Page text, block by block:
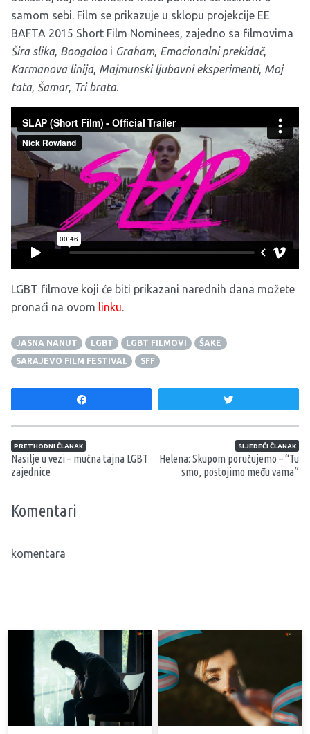
samom sebi. Film se prikazuje u sklopu projekcije EE
BAFTA 2015 Short Film Nominees, zajedno sa filmovima
Šira slika, Boogalooi Graham, Emocionalni prekidač,
Karmanova linija, Majmunski ljubavni eksperimenti, Moj
tata, Šamar, Tri brata.
LGBT filmove koji će biti prikazani narednih dana možete
pronaći na ovom linku.
JASNA NANUT LGBT LGBT FILMOVI
ŠAKE
SARAJEVO FILM FESTIVAL
SFF
Navigacija članaka
PRETHODNI ČLANAK
Nasilje u vezi – mučna tajna LGBT
zajednice
SLJEDEĆI ČLANAK
Helena: Skupom poručujemo – “Tu
smo, postojimo među vama”
Komentari
komentara